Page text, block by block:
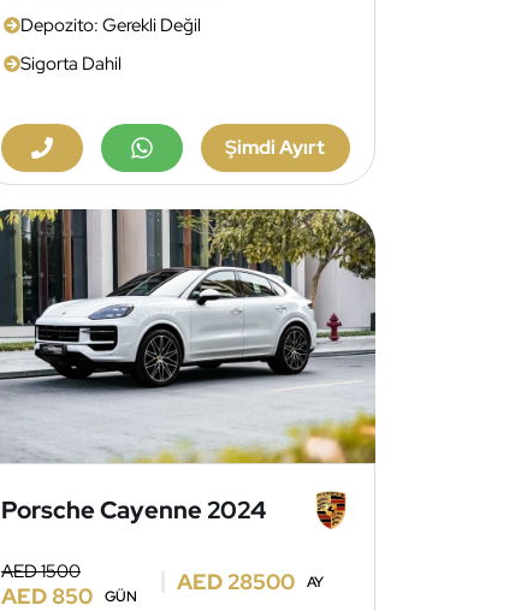
Depozito: Gerekli Değil
Sigorta Dahil
Şimdi Ayırt
Porsche Cayenne 2024
AED 1500
AED 850 GÜN
AED 28500 AY